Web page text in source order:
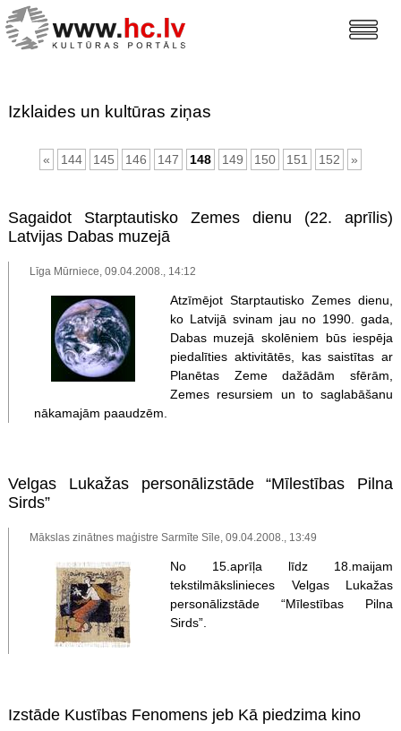
Izklaides un kultūras ziņas
« 144 145 146 147 148 149 150 151 152 »
Sagaidot Starptautisko Zemes dienu (22. aprīlis)
Latvijas Dabas muzejā
Līga Mūrniece, 09.04.2008., 14:12
Atzīmējot Starptautisko Zemes dienu,
ko Latvijā svinam jau no 1990. gada,
Dabas muzejā skolēniem būs iespēja
piedalīties aktivitātēs, kas saistītas ar
Planētas Zeme dažādām sfērām,
Zemes resursiem un to saglabāšanu
nākamajām paaudzēm.
Velgas Lukažas personālizstāde “Mīlestības Pilna
Sirds”
Mākslas zinātnes maģistre Sarmīte Sīle, 09.04.2008., 13:49
No 15.aprīļa līdz 18.maijam
tekstilmākslinieces Velgas Lukažas
personālizstāde “Mīlestības Pilna
Sirds”.
Izstāde Kustības Fenomens jeb Kā piedzima kino